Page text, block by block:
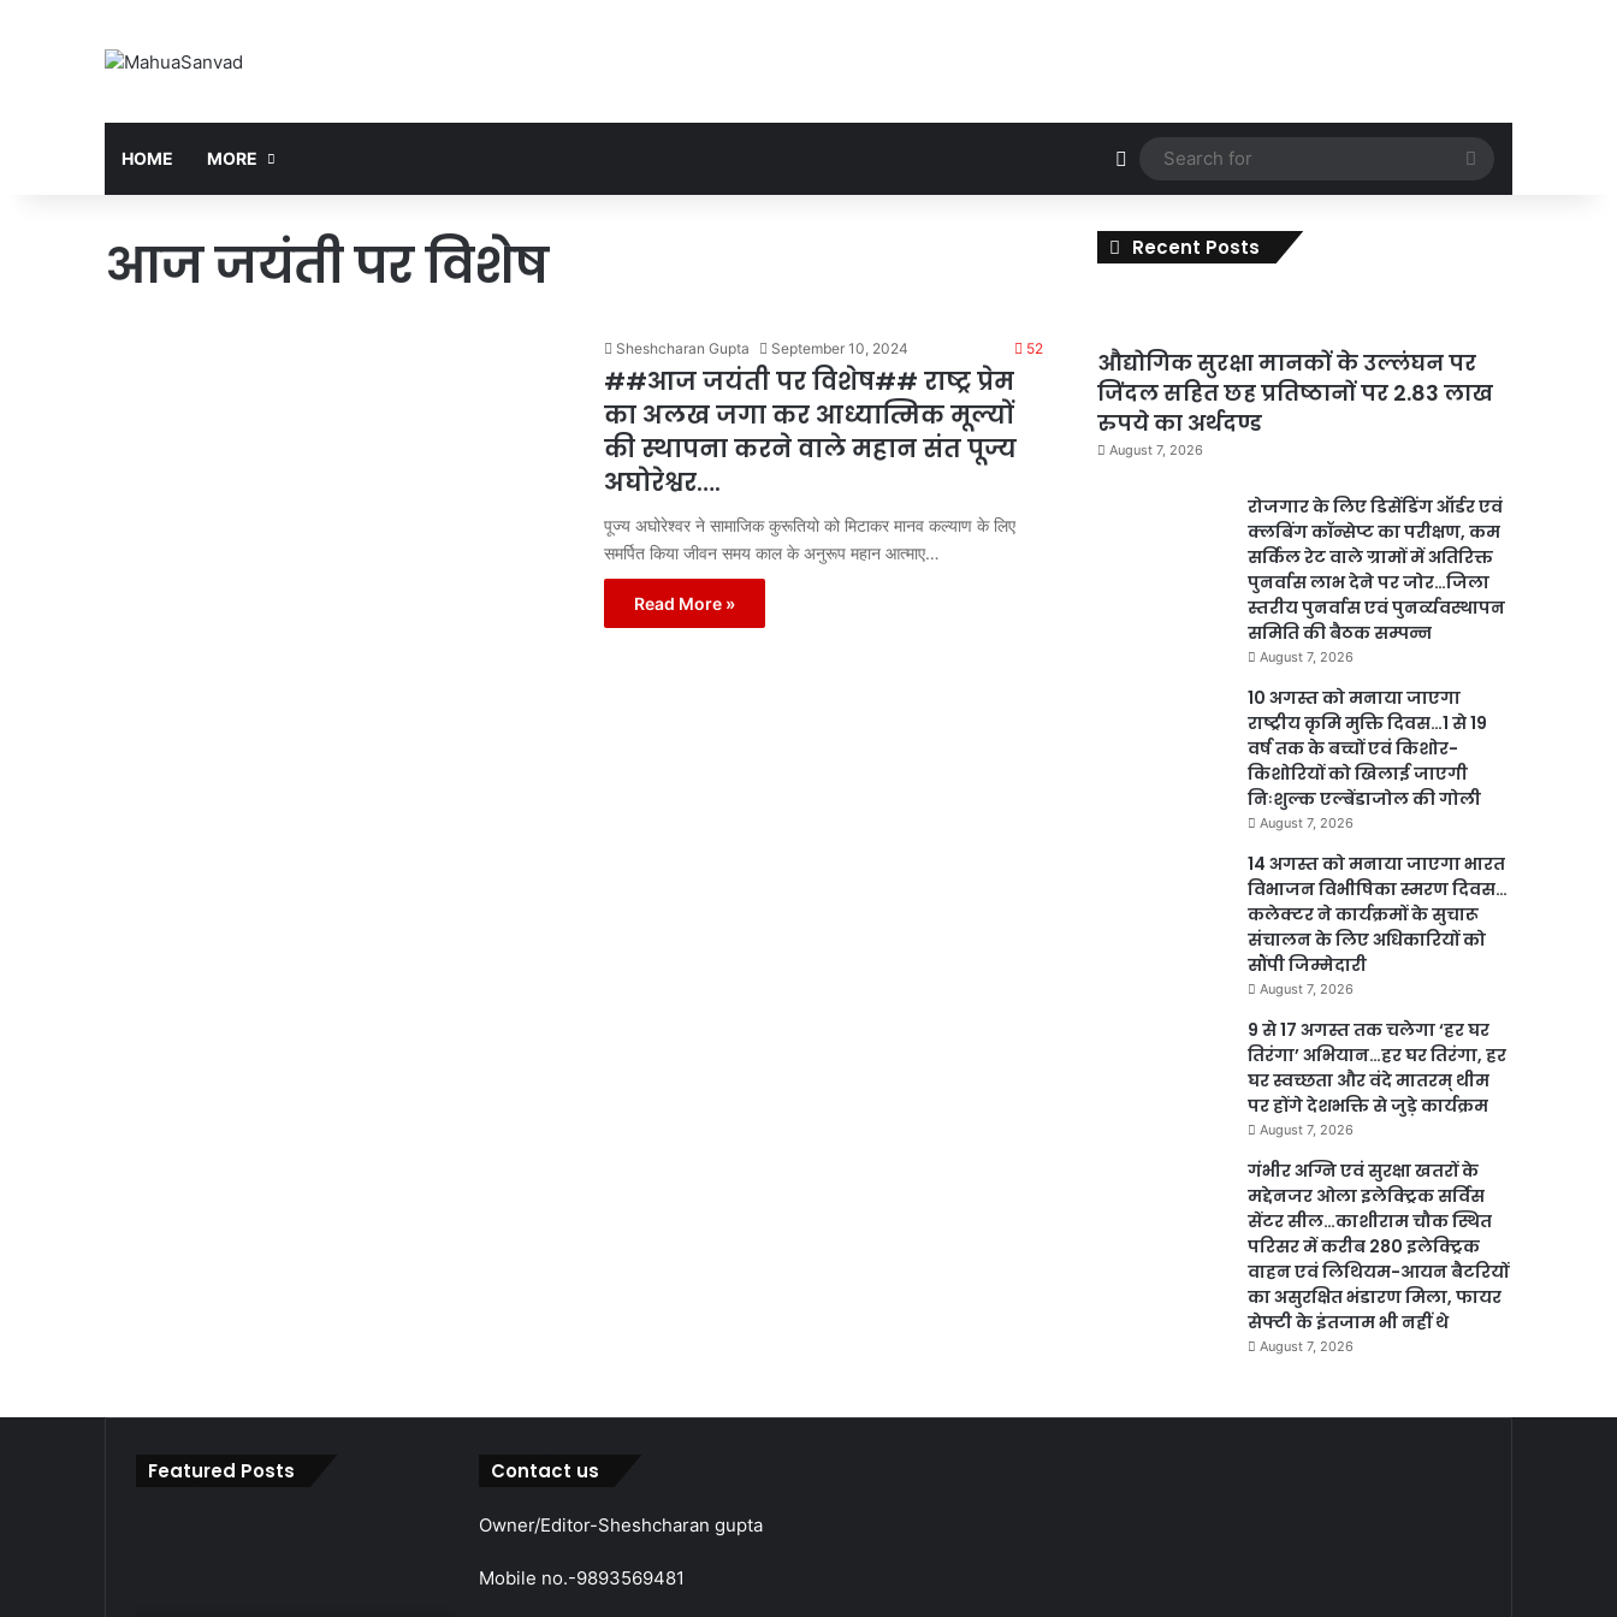
HOME MORE Random Article
Search
for
आज जयंती पर विशेष
Sheshcharan Gupta September 10, 2024 52
##आज जयंती पर विशेष## राष्ट्र प्रेम
का अलख जगा कर आध्यात्मिक मूल्यों
की स्थापना करने वाले महान संत पूज्य
अघोरेश्वर….
पूज्य अघोरेश्वर ने सामाजिक कुरूतियो को मिटाकर मानव कल्याण के लिए
समर्पित किया जीवन समय काल के अनुरूप महान आत्माए…
Read More »
Recent Posts
औद्योगिक सुरक्षा मानकों के उल्लंघन पर
जिंदल सहित छह प्रतिष्ठानों पर 2.83 लाख
रुपये का अर्थदण्ड
August 7, 2026
रोजगार के लिए डिसेंडिंग ऑर्डर एवं
क्लबिंग कॉन्सेप्ट का परीक्षण, कम
सर्किल रेट वाले ग्रामों में अतिरिक्त
पुनर्वास लाभ देने पर जोर…जिला
स्तरीय पुनर्वास एवं पुनर्व्यवस्थापन
समिति की बैठक सम्पन्न
August 7, 2026
10 अगस्त को मनाया जाएगा
राष्ट्रीय कृमि मुक्ति दिवस…1 से 19
वर्ष तक के बच्चों एवं किशोर-
किशोरियों को खिलाई जाएगी
निःशुल्क एल्बेंडाजोल की गोली
August 7, 2026
14 अगस्त को मनाया जाएगा भारत
विभाजन विभीषिका स्मरण दिवस…
कलेक्टर ने कार्यक्रमों के सुचारू
संचालन के लिए अधिकारियों को
सौंपी जिम्मेदारी
August 7, 2026
9 से 17 अगस्त तक चलेगा ‘हर घर
तिरंगा’ अभियान…हर घर तिरंगा, हर
घर स्वच्छता और वंदे मातरम् थीम
पर होंगे देशभक्ति से जुड़े कार्यक्रम
August 7, 2026
गंभीर अग्नि एवं सुरक्षा खतरों के
मद्देनजर ओला इलेक्ट्रिक सर्विस
सेंटर सील…काशीराम चौक स्थित
परिसर में करीब 280 इलेक्ट्रिक
वाहन एवं लिथियम-आयन बैटरियों
का असुरक्षित भंडारण मिला, फायर
सेफ्टी के इंतजाम भी नहीं थे
August 7, 2026
Featured Posts Contact us
Owner/Editor-Sheshcharan gupta
Mobile no.-9893569481